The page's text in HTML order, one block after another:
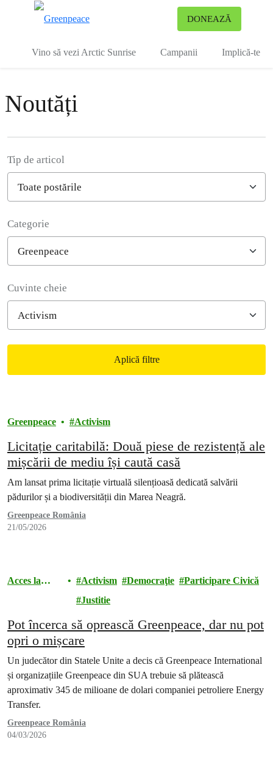
DONEAZĂ
Vino să vezi Arctic Sunrise Campanii Implică-te
Noutăți
Tip de articol
Categorie
Cuvinte cheie
Aplică filtre
Greenpeace Activism
Licitație caritabilă: Două piese de rezistență ale
mișcării de mediu își caută casă
Am lansat prima licitație virtuală silențioasă dedicată salvării
pădurilor și a biodiversității din Marea Neagră.
Greenpeace România
21/05/2026
Acces la
Activism Democraţie
Participare Civică
Justitie
Pot încerca să oprească Greenpeace, dar nu pot
opri o mișcare
Un judecător din Statele Unite a decis că Greenpeace International
și organizațiile Greenpeace din SUA trebuie să plătească
aproximativ 345 de milioane de dolari companiei petroliere Energy
Transfer.
Greenpeace România
04/03/2026